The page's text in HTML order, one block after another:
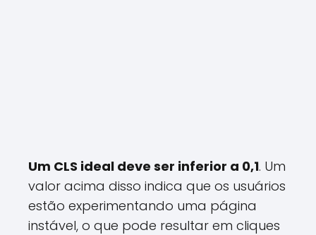
Um CLS ideal deve ser inferior a 0,1. Um
valor acima disso indica que os usuários
estão experimentando uma página
instável, o que pode resultar em cliques